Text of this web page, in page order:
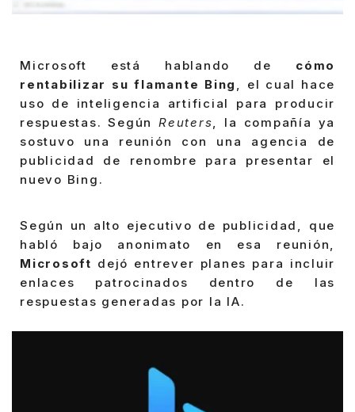
Microsoft está hablando de cómo
rentabilizar su flamante Bing , el cual hace
uso de inteligencia artificial para producir
respuestas. Según Reuters, la compañía ya
sostuvo una reunión con una agencia de
publicidad de renombre para presentar el
nuevo Bing.
Según un alto ejecutivo de publicidad, que
habló bajo anonimato en esa reunión,
Microsoft dejó entrever planes para incluir
enlaces patrocinados dentro de las
respuestas generadas por la IA.